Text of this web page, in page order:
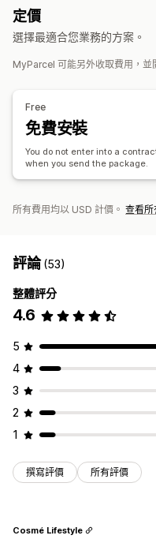
管理貨件
同步訂單 即時追蹤 品牌追
多個區域
自訂通知
追蹤頁面 配送日
定價
選擇最適合您業務的方案。
MyParcel 可能另外收取費用，
Free
免費安裝
You do not enter into a
when you send the package.
所有費用均以 USD 計價。 查看所
評論(53)
整體評分
4.6
5
4
3
2
1
撰寫評價 所有評價
Cosmé Lifestyle